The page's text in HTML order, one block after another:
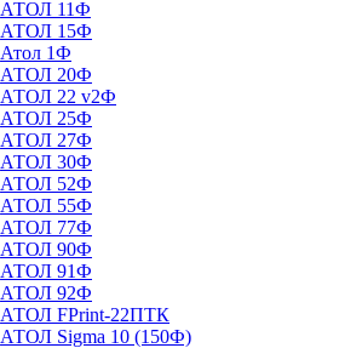
АТОЛ 11Ф
АТОЛ 15Ф
Атол 1Ф
АТОЛ 20Ф
АТОЛ 22 v2Ф
АТОЛ 25Ф
АТОЛ 27Ф
АТОЛ 30Ф
АТОЛ 52Ф
АТОЛ 55Ф
АТОЛ 77Ф
АТОЛ 90Ф
АТОЛ 91Ф
АТОЛ 92Ф
АТОЛ FPrint-22ПТК
АТОЛ Sigma 10 (150Ф)